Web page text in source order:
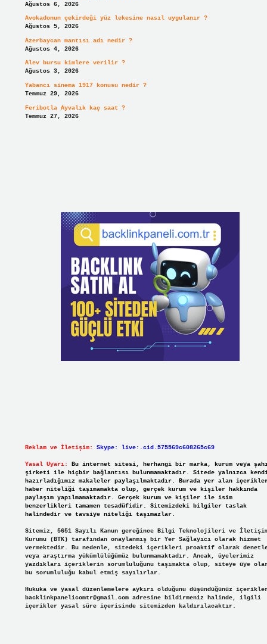
Ağustos 6, 2026
Avokadonun çekirdeği yüz lekesine nasıl uygulanır ?
Ağustos 5, 2026
Azerbaycan mantısı adı nedir ?
Ağustos 4, 2026
Alev bursu kimlere verilir ?
Ağustos 3, 2026
Yabancı sinema 1917 konusu nedir ?
Temmuz 29, 2026
Feribotla Ayvalık kaç saat ?
Temmuz 27, 2026
Reklam ve İletişim: Skype: live:.cid.575569c608265c69
Yasal Uyarı:
Bu internet sitesi, herhangi bir marka, kurum veya
şirketi ile hiçbir bağlantısı bulunmamaktadır. Sitede yalnızca
hazırladığımız makaleler paylaşılmaktadır. Burada yer alan
haber niteliği taşımamakta olup, gerçek kurum ve kişiler hakkında
paylaşım yapılmamaktadır. Gerçek kurum ve kişiler ile isim
benzerlikleri tamamen tesadüfidir. Sitemizdeki bilgiler taslak
halindedir ve tavsiye niteliği taşımazlar.
Sitemiz, 5651 Sayılı Kanun gereğince Bilgi Teknolojileri ve
Kurumu (BTK) tarafından onaylanmış bir Yer Sağlayıcı olarak hizmet
vermektedir. Bu nedenle, sitedeki içerikleri proaktif olarak
veya araştırma yükümlülüğümüz bulunmamaktadır. Ancak, üyelerimiz
yazdıkları içeriklerin sorumluluğunu taşımakta olup, siteye üye
bu sorumluluğu kabul etmiş sayılırlar.
Hukuka ve yasal düzenlemelere aykırı olduğunu düşündüğünüz
backlinkpanelicomtr@gmail.com adresine bildirmeniz halinde, ilgili
içerikler yasal süre içerisinde sitemizden kaldırılacaktır.